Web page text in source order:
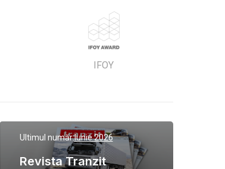
IFOY
Ultimul număr:Iunie 2026
Revista Tranzit